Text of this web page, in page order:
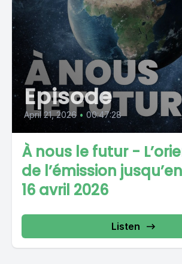
Episode
April 21, 2026 • 00:47:28
À nous le futur -
de l’émission
16 avril 2026
Listen